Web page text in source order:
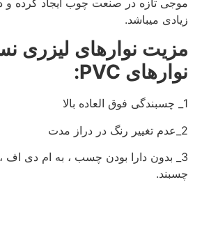
زیادی میباشد.
مزیت نوارهای لیزری
نوارهای PVC:
1_ چسبندگی فوق العاده بالا
2_عدم تغییر رنگ در دراز مدت
3_ بدون دارا بودن چسب ، به ام دی اف
چسبند.